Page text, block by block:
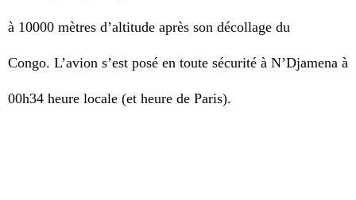
à 10000 mètres d’altitude après son décollage du
Congo. L’avion s’est posé en toute sécurité à N’Djamena à
00h34 heure locale (et heure de Paris).